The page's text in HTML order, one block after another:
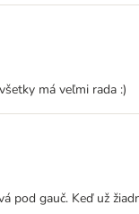
má veľmi rada :)
pod gauč. Keď už